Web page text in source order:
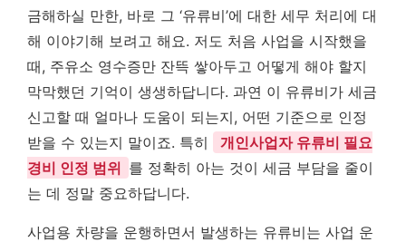
금해하실 만한, 바로 그 ‘유류비’에 대한 세무 처리에 대
해 이야기해 보려고 해요. 저도 처음 사업을 시작했을
때, 주유소 영수증만 잔뜩 쌓아두고 어떻게 해야 할지
막막했던 기억이 생생하답니다. 과연 이 유류비가 세금
신고할 때 얼마나 도움이 되는지, 어떤 기준으로 인정
받을 수 있는지 말이죠. 특히
개인사업자 유류비 필요
경비 인정 범위 를 정확히 아는 것이 세금 부담을 줄이
는 데 정말 중요하답니다.
사업용 차량을 운행하면서 발생하는 유류비는 사업 운